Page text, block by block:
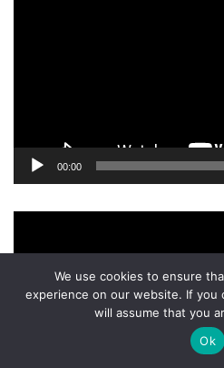
00:00
We use cookies to ensure
experience on our website. If
will assume that you
Ok